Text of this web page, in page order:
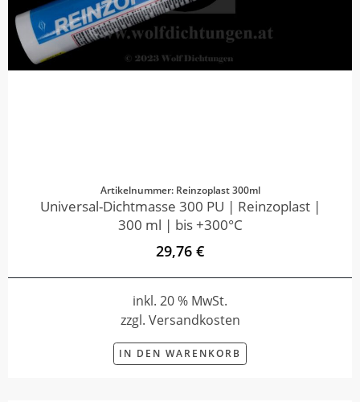
Artikelnummer: Reinzoplast 300ml
Universal-Dichtmasse 300 PU | Reinzoplast |
300 ml | bis +300°C
29,76 €
inkl. 20 % MwSt.
zzgl. Versandkosten
IN DEN WARENKORB